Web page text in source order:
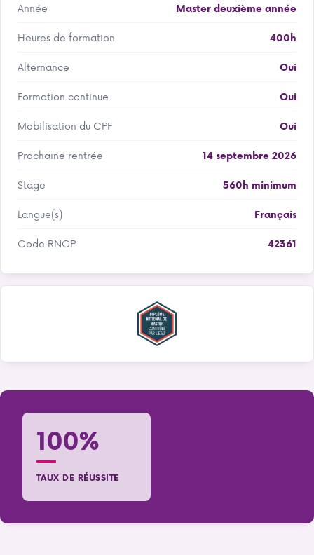
Année Master deuxième année
Heures de formation 400h
Alternance Oui
Formation continue Oui
Mobilisation du CPF Oui
Prochaine rentrée 14 septembre 2026
Stage 560h minimum
Langue(s) Français
Code RNCP 42361
100%
TAUX DE RÉUSSITE